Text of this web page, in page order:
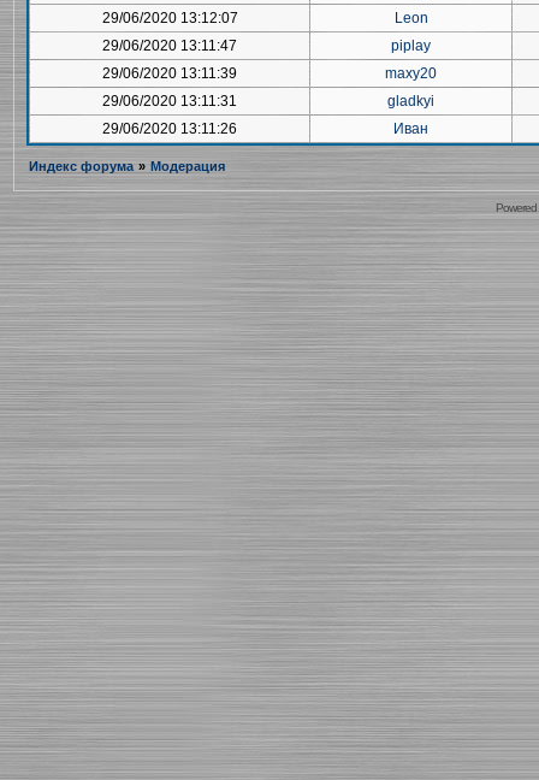
29/06/2020 13:12:07
Leon
29/06/2020 13:11:47
piplay
29/06/2020 13:11:39
maxy20
29/06/2020 13:11:31
gladkyi
29/06/2020 13:11:26
Иван
Индекс форума » Модерация